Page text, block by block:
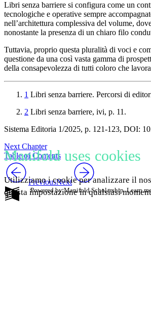
Libri senza barriere si configura come un
tecnologiche e operative sempre
nell’architettura complessiva del volume,
nonostante la presenza di un chiaro filo
Tuttavia, proprio questa pluralità di voci e
questione da una così vasta gamma di
della consapevolezza di tutti coloro che
1 Libri senza barriere. Percorsi di
2 Libri senza barriere, ivi, p. 11.
Sistema Editoria 1/2025, p. 121-123, DOI:
Next Chapter
Table of Contents
PreviousNext
Powered by Manifold Scholarship. Learn
Manifold uses cookies
Utilizziamo i cookie per analizzare il
questa impostazione in qualsiasi